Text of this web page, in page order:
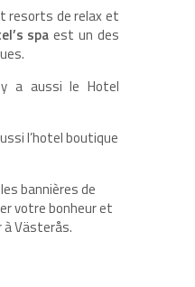
resorts de relax et
spa est un des
y a aussi le Hotel
l’hotel boutique
bannières de
votre bonheur et
Västerås.